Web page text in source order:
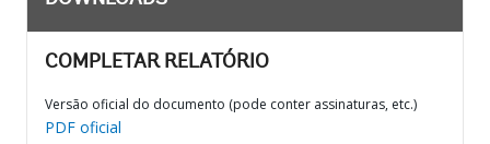
COMPLETAR RELATÓRIO
Versão oficial do documento (pode conter assinaturas, etc.)
PDF oficial